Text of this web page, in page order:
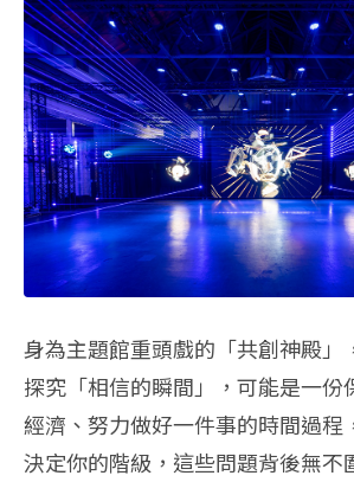
身為主題館重頭戲的「共創神殿」
探究「相信的瞬間」，可能是一份
經濟、努力做好一件事的時間過程
決定你的階級，這些問題背後無不